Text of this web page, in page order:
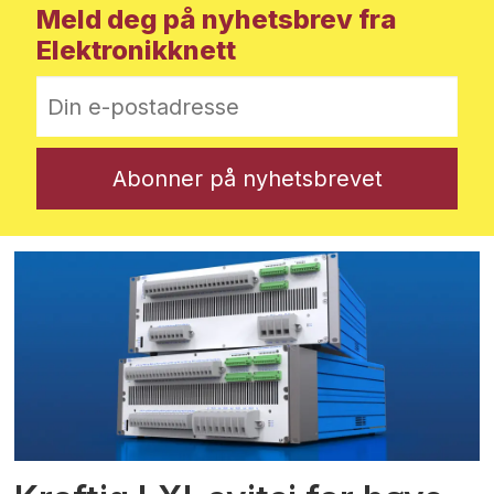
Meld deg på nyhetsbrev fra
Elektronikknett